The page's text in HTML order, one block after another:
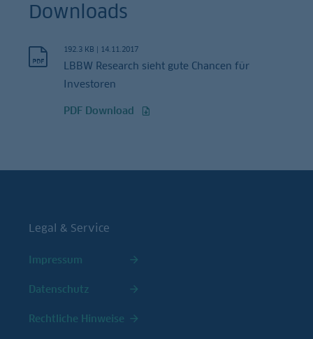
Downloads
192.3 KB | 14.11.2017
LBBW Research sieht gute Chancen für
Investoren
PDF Download
Legal & Service
Impressum
Datenschutz
Rechtliche Hinweise